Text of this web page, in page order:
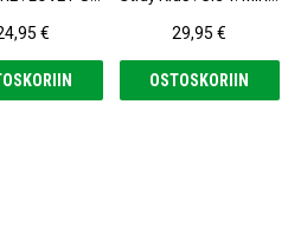
€ 29,95 €
OSTOSKORIIN